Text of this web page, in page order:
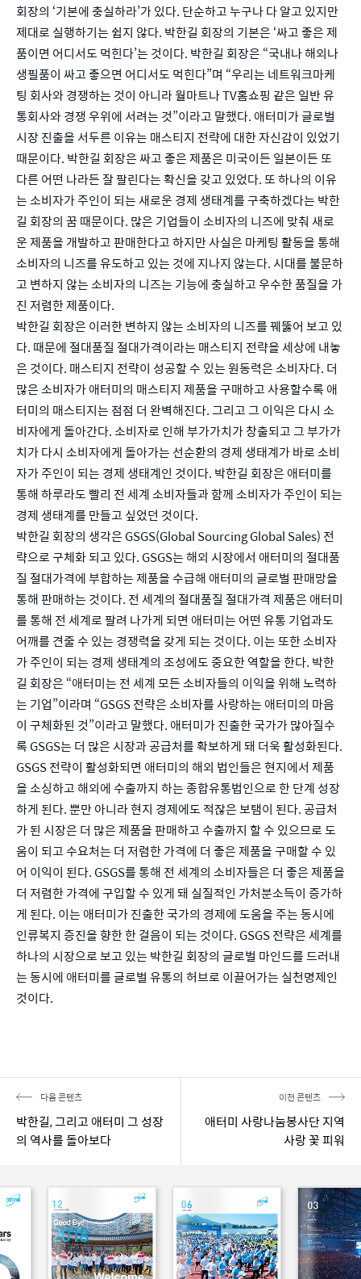
회장의 ‘기본에 충실하라’가 있다. 단순하고 누구나 다 알고 있지만
제대로 실행하기는 쉽지 않다. 박한길 회장의 기본은 ‘싸고 좋은 제
품이면 어디서도 먹힌다’는 것이다. 박한길 회장은 “국내나 해외나
생필품이 싸고 좋으면 어디서도 먹힌다”며 “우리는 네트워크마케
팅 회사와 경쟁하는 것이 아니라 월마트나 TV홈쇼핑 같은 일반 유
통회사와 경쟁 우위에 서려는 것”이라고 말했다. 애터미가 글로벌
시장 진출을 서두른 이유는 매스티지 전략에 대한 자신감이 있었기
때문이다. 박한길 회장은 싸고 좋은 제품은 미국이든 일본이든 또
다른 어떤 나라든 잘 팔린다는 확신을 갖고 있었다. 또 하나의 이유
는 소비자가 주인이 되는 새로운 경제 생태계를 구축하겠다는 박한
길 회장의 꿈 때문이다. 많은 기업들이 소비자의 니즈에 맞춰 새로
운 제품을 개발하고 판매한다고 하지만 사실은 마케팅 활동을 통해
소비자의 니즈를 유도하고 있는 것에 지나지 않는다. 시대를 불문하
고 변하지 않는 소비자의 니즈는 기능에 충실하고 우수한 품질을 가
진 저렴한 제품이다.
박한길 회장은 이러한 변하지 않는 소비자의 니즈를 꿰뚫어 보고 있
다. 때문에 절대품질 절대가격이라는 매스티지 전략을 세상에 내놓
은 것이다. 매스티지 전략이 성공할 수 있는 원동력은 소비자다. 더
많은 소비자가 애터미의 매스티지 제품을 구매하고 사용할수록 애
터미의 매스티지는 점점 더 완벽해진다. 그리고 그 이익은 다시 소
비자에게 돌아간다. 소비자로 인해 부가가치가 창출되고 그 부가가
치가 다시 소비자에게 돌아가는 선순환의 경제 생태계가 바로 소비
자가 주인이 되는 경제 생태계인 것이다. 박한길 회장은 애터미를
통해 하루라도 빨리 전 세계 소비자들과 함께 소비자가 주인이 되는
경제 생태계를 만들고 싶었던 것이다.
박한길 회장의 생각은 GSGS(Global Sourcing Global Sales) 전
략으로 구체화 되고 있다. GSGS는 해외 시장에서 애터미의 절대품
질 절대가격에 부합하는 제품을 수급해 애터미의 글로벌 판매망을
통해 판매하는 것이다. 전 세계의 절대품질 절대가격 제품은 애터미
를 통해 전 세계로 팔려 나가게 되면 애터미는 어떤 유통 기업과도
어깨를 견줄 수 있는 경쟁력을 갖게 되는 것이다. 이는 또한 소비자
가 주인이 되는 경제 생태계의 조성에도 중요한 역할을 한다. 박한
길 회장은 “애터미는 전 세계 모든 소비자들의 이익을 위해 노력하
는 기업”이라며 “GSGS 전략은 소비자를 사랑하는 애터미의 마음
이 구체화된 것”이라고 말했다. 애터미가 진출한 국가가 많아질수
록 GSGS는 더 많은 시장과 공급처를 확보하게 돼 더욱 활성화된다.
GSGS 전략이 활성화되면 애터미의 해외 법인들은 현지에서 제품
을 소싱하고 해외에 수출까지 하는 종합유통법인으로 한 단계 성장
하게 된다. 뿐만 아니라 현지 경제에도 적잖은 보탬이 된다. 공급처
가 된 시장은 더 많은 제품을 판매하고 수출까지 할 수 있으므로 도
움이 되고 수요처는 더 저렴한 가격에 더 좋은 제품을 구매할 수 있
어 이익이 된다. GSGS를 통해 전 세계의 소비자들은 더 좋은 제품을
더 저렴한 가격에 구입할 수 있게 돼 실질적인 가처분소득이 증가하
게 된다. 이는 애터미가 진출한 국가의 경제에 도움을 주는 동시에
인류복지 증진을 향한 한 걸음이 되는 것이다. GSGS 전략은 세계를
하나의 시장으로 보고 있는 박한길 회장의 글로벌 마인드를 드러내
는 동시에 애터미를 글로벌 유통의 허브로 이끌어가는 실천명제인
것이다.
다음 콘텐츠
박한길, 그리고 애터미 그 성장
의 역사를 돌아보다
이전 콘텐츠
애터미 사랑나눔봉사단 지역
사랑 꽃 피워